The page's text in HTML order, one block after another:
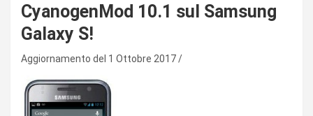
CyanogenMod 10.1 sul Samsung
Galaxy S!
Aggiornamento del 1 Ottobre 2017